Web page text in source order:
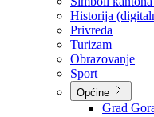
O kantonu
O kantonu
Simboli kantona
Historija
Privreda
Turizam
Obrazovanje